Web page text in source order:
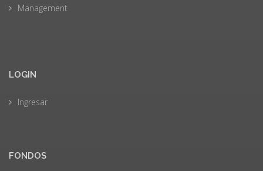
Management
LOGIN
Ingresar
FONDOS